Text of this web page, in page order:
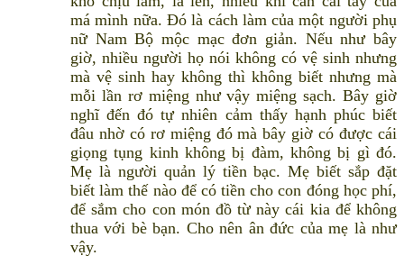
má mình nữa. Đó là cách làm của một người phụ
nữ Nam Bộ mộc mạc đơn giản. Nếu như bây
giờ, nhiều người họ nói không có vệ sinh nhưng
mà vệ sinh hay không thì không biết nhưng mà
mỗi lần rơ miệng như vậy miệng sạch. Bây giờ
nghĩ đến đó tự nhiên cảm thấy hạnh phúc biết
đâu nhờ có rơ miệng đó mà bây giờ có được cái
giọng tụng kinh không bị đàm, không bị gì đó.
Mẹ là người quản lý tiền bạc. Mẹ biết sắp đặt
biết làm thế nào để có tiền cho con đóng học phí,
để sắm cho con món đồ từ này cái kia để không
thua với bè bạn. Cho nên ân đức của mẹ là như
vậy.